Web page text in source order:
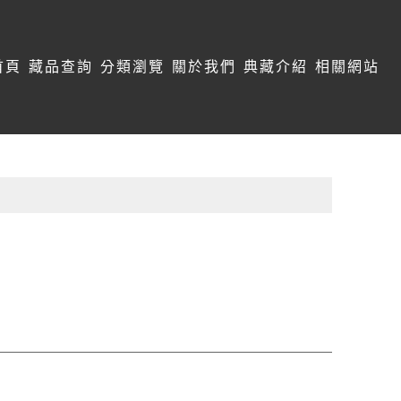
頁 藏品查詢 分類瀏覽 關於我們 典藏介紹 相關網站